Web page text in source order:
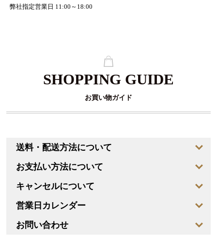
弊社指定営業日 11:00～18:00
SHOPPING GUIDE
お買い物ガイド
送料・配送方法について
お支払い方法について
キャンセルについて
営業日カレンダー
お問い合わせ